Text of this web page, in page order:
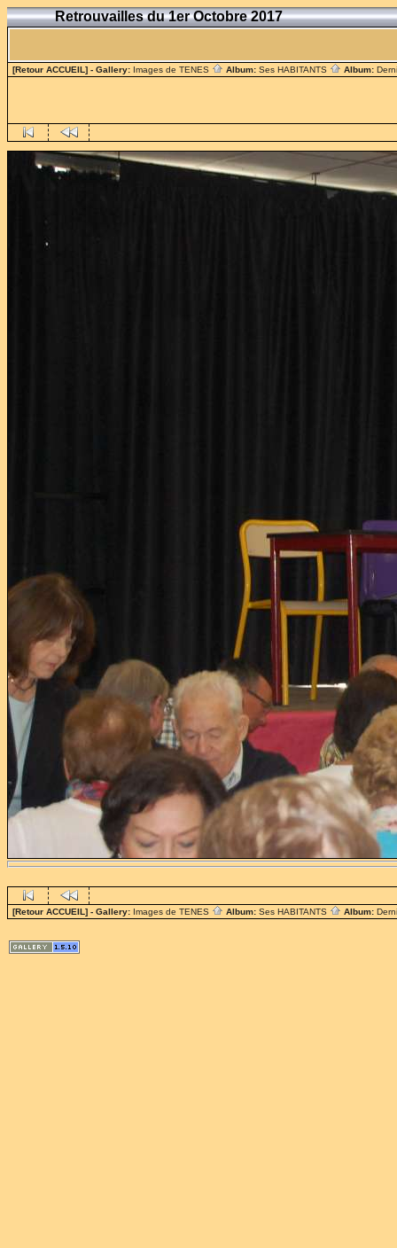
Retrouvailles du 1er Octobre 2017
[Retour ACCUEIL] - Gallery: Images de TENES Album: Ses HABITANTS Album:
[Retour ACCUEIL] - Gallery: Images de TENES Album: Ses HABITANTS Album: